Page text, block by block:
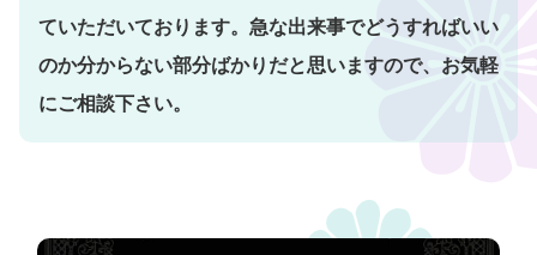
ていただいております。急な出来事でどうすればいい
のか分からない部分ばかりだと思いますので、お気軽
にご相談下さい。